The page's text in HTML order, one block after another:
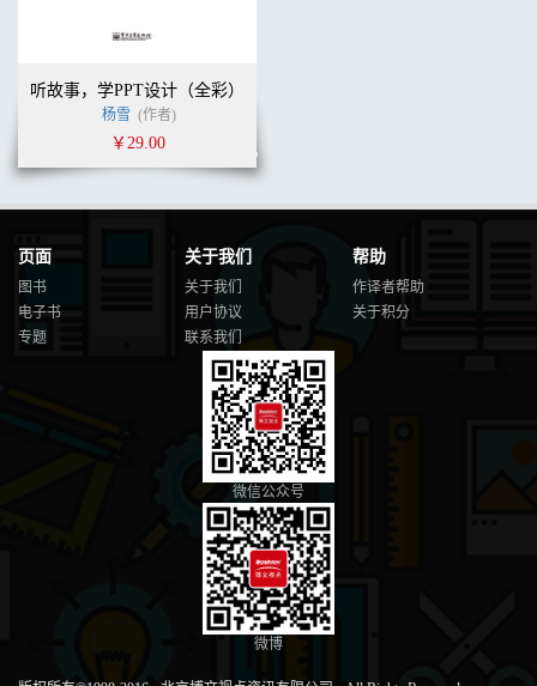
听故事，学PPT设计（全彩）
杨雪 (作者)
￥29.00
页面
图书
电子书
专题
关于我们
关于我们
用户协议
联系我们
帮助
作译者帮助
关于积分
微信公众号
微博